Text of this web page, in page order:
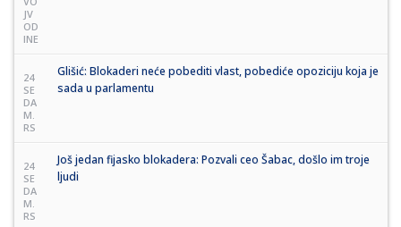
JV
OD
INE
24
SE
DA
M.
RS
Glišić: Blokaderi neće pobediti vlast, pobediće opoziciju koja je
sada u parlamentu
24
SE
DA
M.
RS
Još jedan fijasko blokadera: Pozvali ceo Šabac, došlo im troje
ljudi